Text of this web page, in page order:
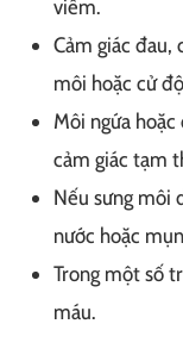
viêm.
Cảm giác đau,
môi hoặc cử
Môi ngứa
cảm giác tạm
Nếu sưng môi
nước hoặc
Trong một số
máu.